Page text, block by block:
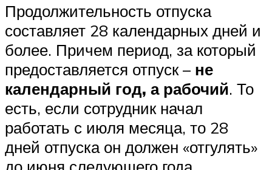
Продолжительность отпуска
составляет 28 календарных дней и
более. Причем период, за который
предоставляется отпуск – не
календарный год, а рабочий. То
есть, если сотрудник начал
работать с июля месяца, то 28
дней отпуска он должен «отгулять»